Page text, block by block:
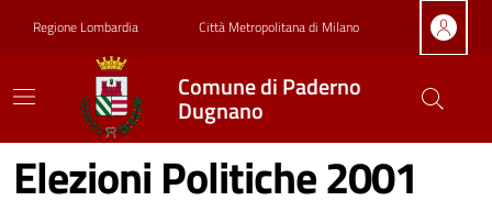
Regione Lombardia Città Metropolitana di Milano
Comune di Paderno
Dugnano
Elezioni Politiche 2001